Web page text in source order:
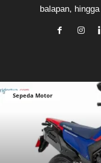
balapan,
Sepeda Motor